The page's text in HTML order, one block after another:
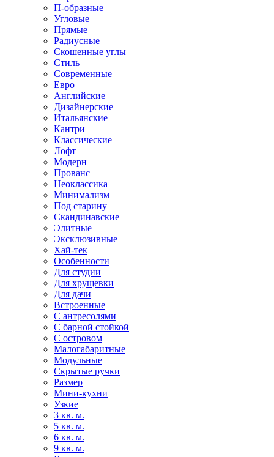
П-образные
Угловые
Прямые
Радиусные
Скошенные углы
Стиль
Современные
Евро
Английские
Дизайнерские
Итальянские
Кантри
Классические
Лофт
Модерн
Прованс
Неоклассика
Минимализм
Под старину
Скандинавские
Элитные
Эксклюзивные
Хай-тек
Особенности
Для студии
Для хрущевки
Для дачи
Встроенные
С антресолями
С барной стойкой
С островом
Малогабаритные
Модульные
Скрытые ручки
Размер
Мини-кухни
Узкие
3 кв. м.
5 кв. м.
6 кв. м.
9 кв. м.